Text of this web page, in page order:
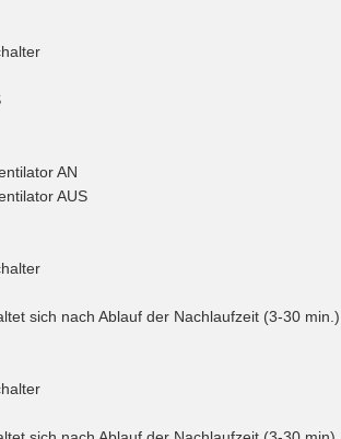
AN
AUS
sich nach Ablauf der Nachlaufzeit (3-30 min.)